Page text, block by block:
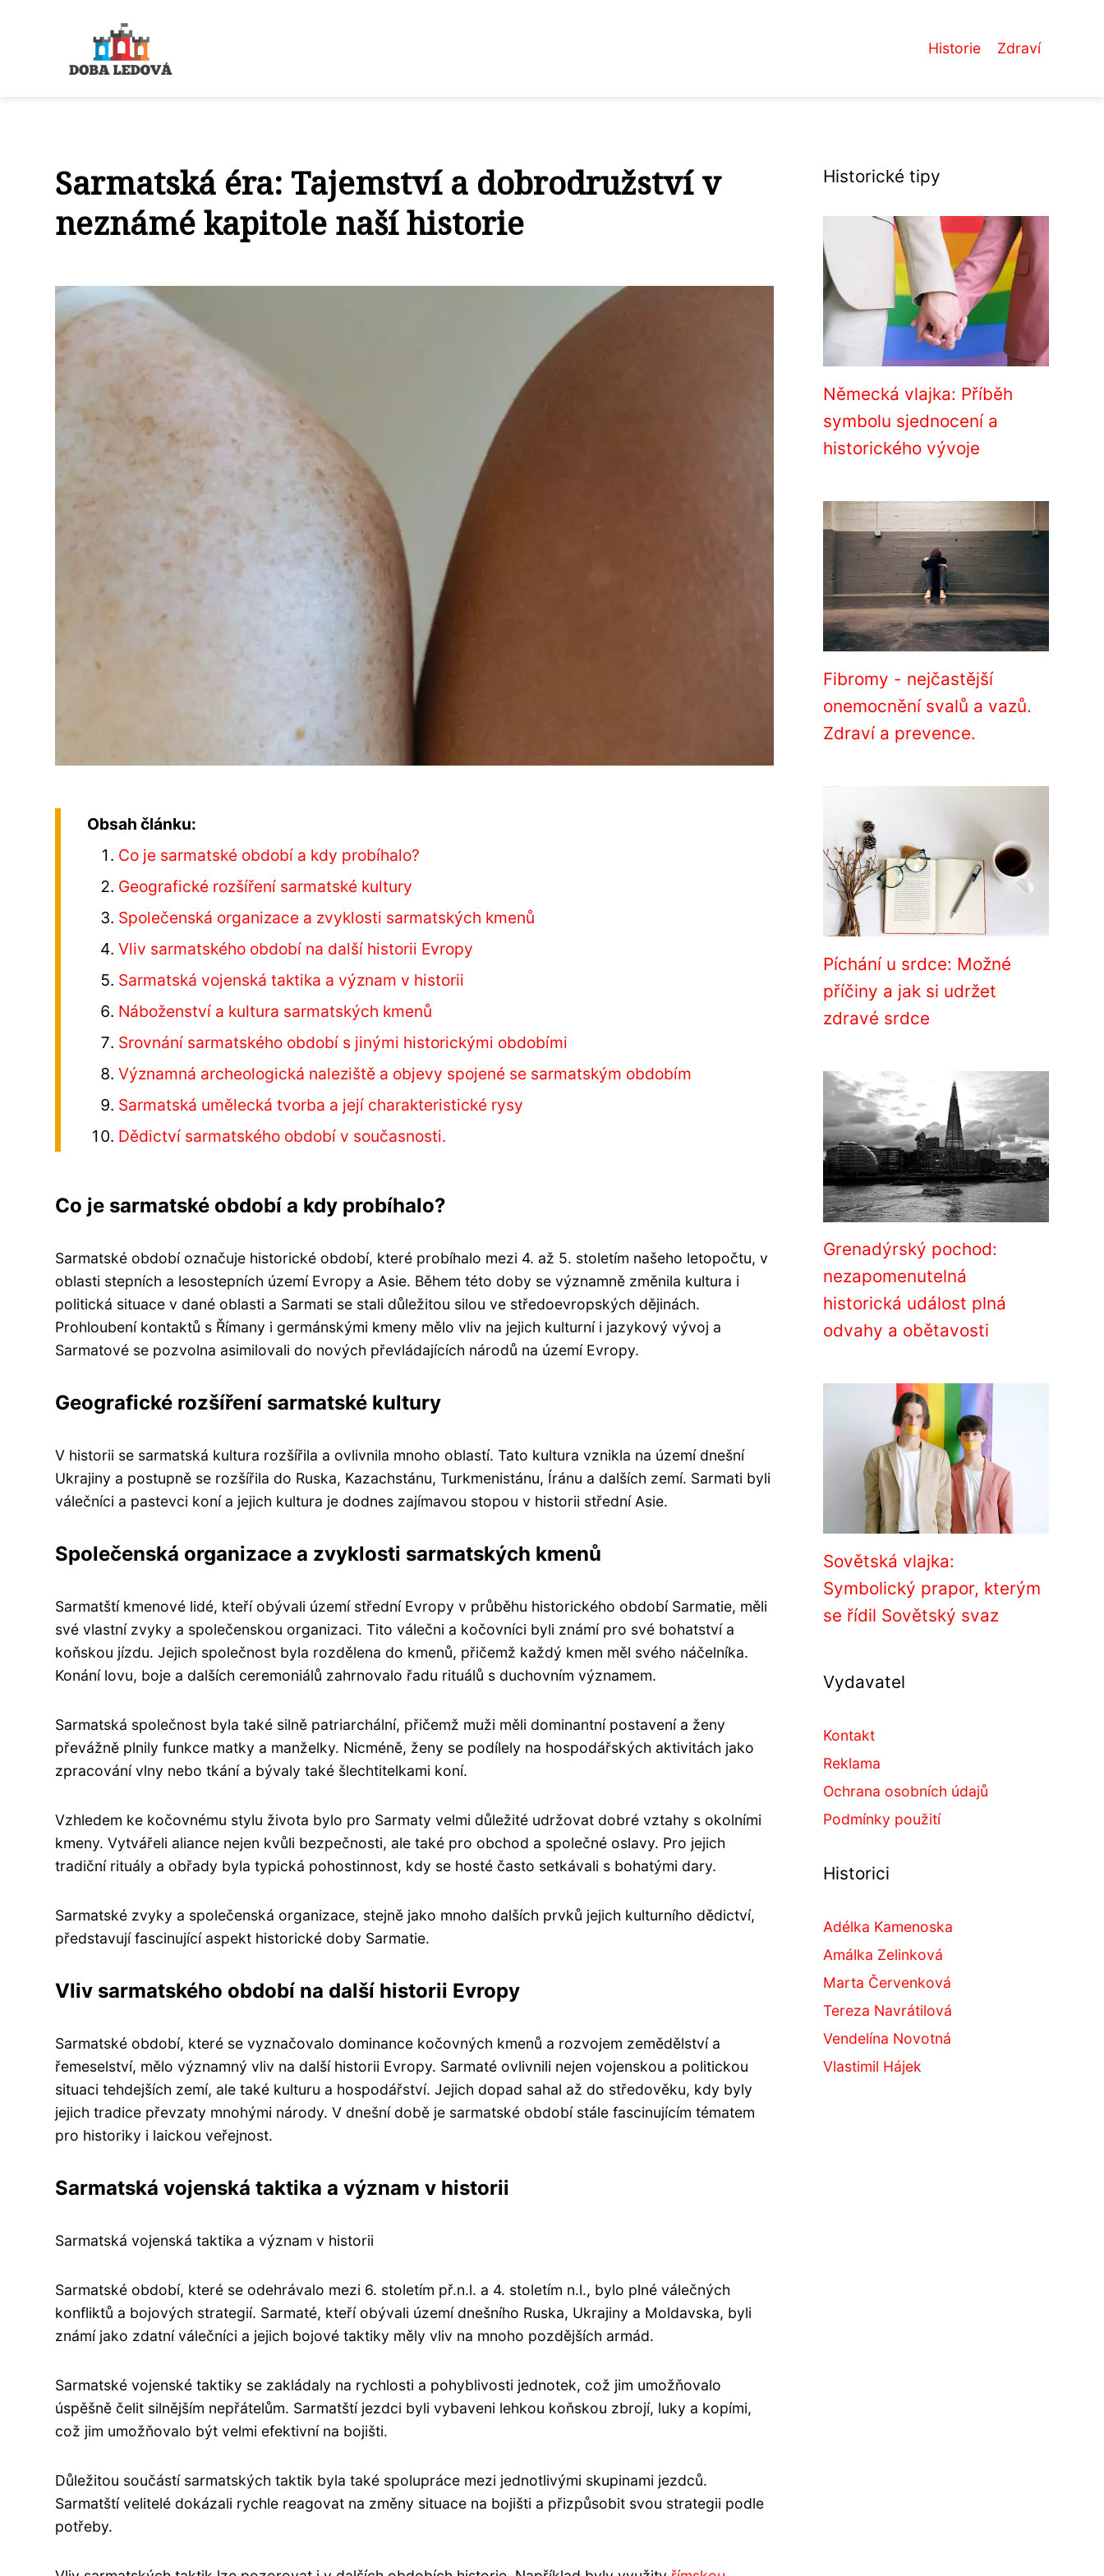
Historie Zdraví
Sarmatská éra: Tajemství a dobrodružství v
neznámé kapitole naší historie
Obsah článku:
Co je sarmatské období a kdy probíhalo?
Geografické rozšíření sarmatské kultury
Společenská organizace a zvyklosti sarmatských kmenů
Vliv sarmatského období na další historii Evropy
Sarmatská vojenská taktika a význam v historii
Náboženství a kultura sarmatských kmenů
Srovnání sarmatského období s jinými historickými obdobími
Významná archeologická naleziště a objevy spojené se sarmatským obdobím
Sarmatská umělecká tvorba a její charakteristické rysy
Dědictví sarmatského období v současnosti.
Co je sarmatské období a kdy probíhalo?
Sarmatské období označuje historické období, které probíhalo mezi 4. až 5. stoletím našeho letopočtu, v
oblasti stepních a lesostepních území Evropy a Asie. Během této doby se významně změnila kultura i
politická situace v dané oblasti a Sarmati se stali důležitou silou ve středoevropských dějinách.
Prohloubení kontaktů s Římany i germánskými kmeny mělo vliv na jejich kulturní i jazykový vývoj a
Sarmatové se pozvolna asimilovali do nových převládajících národů na území Evropy.
Geografické rozšíření sarmatské kultury
V historii se sarmatská kultura rozšířila a ovlivnila mnoho oblastí. Tato kultura vznikla na území dnešní
Ukrajiny a postupně se rozšířila do Ruska, Kazachstánu, Turkmenistánu, Íránu a dalších zemí. Sarmati byli
válečníci a pastevci koní a jejich kultura je dodnes zajímavou stopou v historii střední Asie.
Společenská organizace a zvyklosti sarmatských kmenů
Sarmatští kmenové lidé, kteří obývali území střední Evropy v průběhu historického období Sarmatie, měli
své vlastní zvyky a společenskou organizaci. Tito válečni a kočovníci byli známí pro své bohatství a
koňskou jízdu. Jejich společnost byla rozdělena do kmenů, přičemž každý kmen měl svého náčelníka.
Konání lovu, boje a dalších ceremoniálů zahrnovalo řadu rituálů s duchovním významem.
Sarmatská společnost byla také silně patriarchální, přičemž muži měli dominantní postavení a ženy
převážně plnily funkce matky a manželky. Nicméně, ženy se podílely na hospodářských aktivitách jako
zpracování vlny nebo tkání a bývaly také šlechtitelkami koní.
Vzhledem ke kočovnému stylu života bylo pro Sarmaty velmi důležité udržovat dobré vztahy s okolními
kmeny. Vytvářeli aliance nejen kvůli bezpečnosti, ale také pro obchod a společné oslavy. Pro jejich
tradiční rituály a obřady byla typická pohostinnost, kdy se hosté často setkávali s bohatými dary.
Sarmatské zvyky a společenská organizace, stejně jako mnoho dalších prvků jejich kulturního dědictví,
představují fascinující aspekt historické doby Sarmatie.
Vliv sarmatského období na další historii Evropy
Sarmatské období, které se vyznačovalo dominance kočovných kmenů a rozvojem zemědělství a
řemeselství, mělo významný vliv na další historii Evropy. Sarmaté ovlivnili nejen vojenskou a politickou
situaci tehdejších zemí, ale také kulturu a hospodářství. Jejich dopad sahal až do středověku, kdy byly
jejich tradice převzaty mnohými národy. V dnešní době je sarmatské období stále fascinujícím tématem
pro historiky i laickou veřejnost.
Sarmatská vojenská taktika a význam v historii
Sarmatská vojenská taktika a význam v historii
Sarmatské období, které se odehrávalo mezi 6. stoletím př.n.l. a 4. stoletím n.l., bylo plné válečných
konfliktů a bojových strategií. Sarmaté, kteří obývali území dnešního Ruska, Ukrajiny a Moldavska, byli
známí jako zdatní válečníci a jejich bojové taktiky měly vliv na mnoho pozdějších armád.
Sarmatské vojenské taktiky se zakládaly na rychlosti a pohyblivosti jednotek, což jim umožňovalo
úspěšně čelit silnějším nepřátelům. Sarmatští jezdci byli vybaveni lehkou koňskou zbrojí, luky a kopími,
což jim umožňovalo být velmi efektivní na bojišti.
Důležitou součástí sarmatských taktik byla také spolupráce mezi jednotlivými skupinami jezdců.
Sarmatští velitelé dokázali rychle reagovat na změny situace na bojišti a přizpůsobit svou strategii podle
potřeby.
Historické tipy
Německá vlajka: Příběh
symbolu sjednocení a
historického vývoje
Fibromy - nejčastější
onemocnění svalů a vazů.
Zdraví a prevence.
Píchání u srdce: Možné
příčiny a jak si udržet
zdravé srdce
Grenadýrský pochod:
nezapomenutelná
historická událost plná
odvahy a obětavosti
Sovětská vlajka:
Symbolický prapor, kterým
se řídil Sovětský svaz
Vydavatel
Kontakt
Reklama
Ochrana osobních údajů
Podmínky použití
Historici
Adélka Kamenoska
Amálka Zelinková
Marta Červenková
Tereza Navrátilová
Vendelína Novotná
Vlastimil Hájek